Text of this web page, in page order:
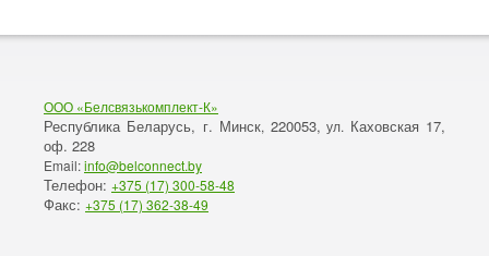
ООО «Белсвязькомплект-К»
Республика Беларусь, г. Минск, 220053, ул. Каховская 17,
оф. 228
Email:info@belconnect.by
Телефон: +375 (17) 300-58-48
Факс: +375 (17) 362-38-49